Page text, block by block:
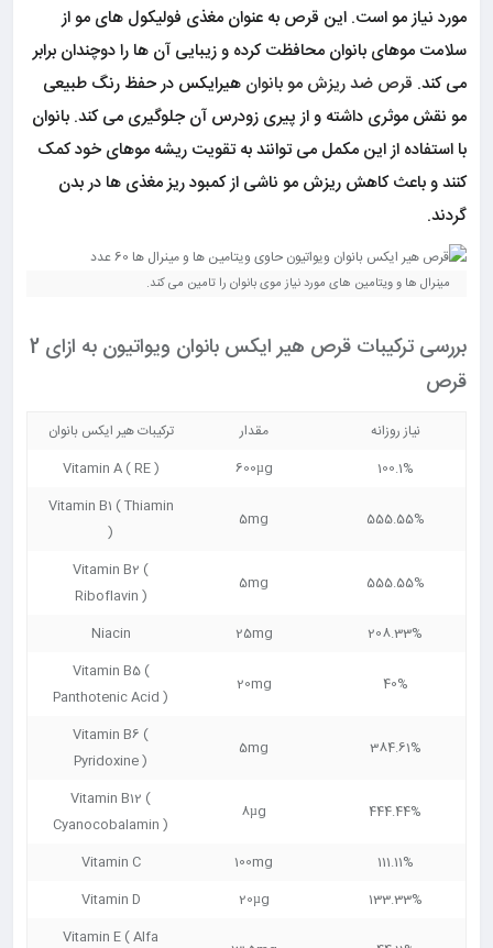
مورد نیاز مو است. این قرص به عنوان مغذی فولیکول های مو از
سلامت موهای بانوان محافظت کرده و زیبایی آن ها را دوچندان برابر
می کند. قرص ضد ریزش مو بانوان هیرایکس در حفظ رنگ طبیعی
مو نقش موثری داشته و از پیری زودرس آن جلوگیری می کند. بانوان
با استفاده از این مکمل می توانند به تقویت ریشه موهای خود کمک
کنند و باعث کاهش ریزش مو ناشی از کمبود ریز مغذی ها در بدن
گردند.
مینرال ها و ویتامین های مورد نیاز موی بانوان را تامین می کند.
بررسی ترکیبات قرص هیر ایکس بانوان ویواتیون به ازای 2
قرص
نیاز روزانه مقدار
ترکیبات هیر ایکس بانوان
100.1%
600µg
Vitamin A ( RE )
555.55%
5mg
Vitamin B1 ( Thiamin
)
555.55%
5mg
Vitamin B2 (
Riboflavin )
208.33%
25mg
Niacin
40%
20mg
Vitamin B5 (
Panthotenic Acid )
384.61%
5mg
Vitamin B6 (
Pyridoxine )
444.44%
8µg
Vitamin B12 (
Cyanocobalamin )
111.11%
100mg
Vitamin C
133.33%
20µg
Vitamin D
Vitamin E ( Alfa